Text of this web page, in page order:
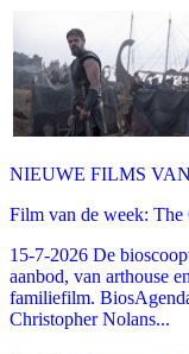
NIEUWE FILMS
Film van de week: The
15-7-2026 De
aanbod, van arthouse
familiefilm.
Christopher Nolans...